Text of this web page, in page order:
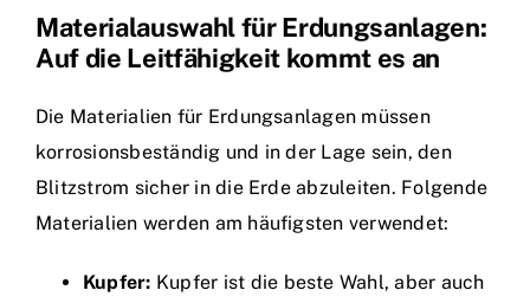
Materialauswahl für Erdungsanlagen:
Auf die Leitfähigkeit kommt es an
Die Materialien für Erdungsanlagen müssen
korrosionsbeständig und in der Lage sein, den
Blitzstrom sicher in die Erde abzuleiten. Folgende
Materialien werden am häufigsten verwendet:
Kupfer: Kupfer ist die beste Wahl, aber auch